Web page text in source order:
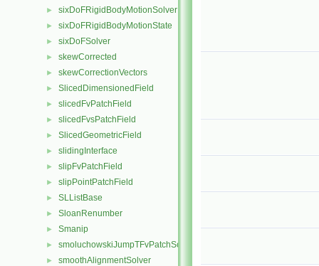
► sixDoFRigidBodyMotionSolver
► sixDoFRigidBodyMotionState
► sixDoFSolver
► skewCorrected
► skewCorrectionVectors
► SlicedDimensionedField
► slicedFvPatchField
► slicedFvsPatchField
► SlicedGeometricField
► slidingInterface
► slipFvPatchField
► slipPointPatchField
► SLListBase
► SloanRenumber
► Smanip
► smoluchowskiJumpTFvPatchScalarField
► smoothAlignmentSolver